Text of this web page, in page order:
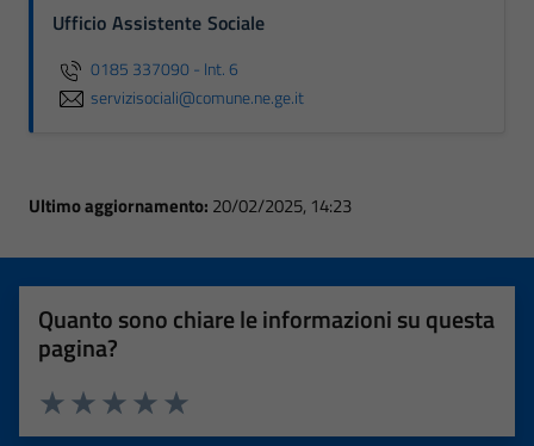
Ufficio Assistente Sociale
0185 337090 - Int. 6
servizisociali@comune.ne.ge.it
Ultimo aggiornamento: 20/02/2025, 14:23
Quanto sono chiare le informazioni su questa
pagina?
Valuta 5 stelle su 5
Valuta 4 stelle su 5
Valuta 3 stelle su 5
Valuta 2 stelle su 5
Valuta 1 stelle su 5